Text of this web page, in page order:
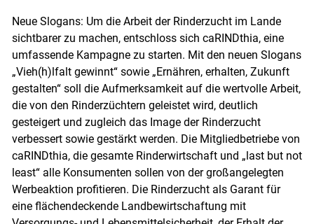
Neue Slogans: Um die Arbeit der Rinderzucht im Lande
sichtbarer zu machen, entschloss sich caRINDthia, eine
umfassende Kampagne zu starten. Mit den neuen Slogans
„Vieh(h)lfalt gewinnt“ sowie „Ernähren, erhalten, Zukunft
gestalten“ soll die Aufmerksamkeit auf die wertvolle Arbeit,
die von den Rinderzüchtern geleistet wird, deutlich
gesteigert und zugleich das Image der Rinderzucht
verbessert sowie gestärkt werden. Die Mitgliedbetriebe von
caRINDthia, die gesamte Rinderwirtschaft und „last but not
least“ alle Konsumenten sollen von der großangelegten
Werbeaktion profitieren. Die Rinderzucht als Garant für
eine flächendeckende Landbewirtschaftung mit